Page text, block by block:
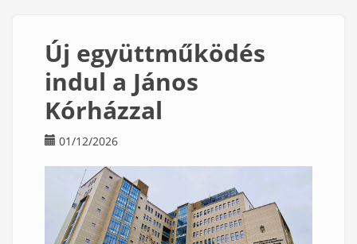
Orr-
Gége
és
Szájsebészeti
Osztálya
is
az
OnkoBank
mintagyűjtési
hálózatához)
Új együttműködés
indul a János
Kórházzal
01/12/2026